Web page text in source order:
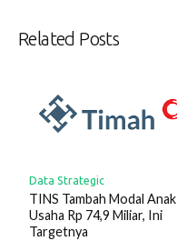
Related Posts
Data Strategic
TINS Tambah Modal Anak
Usaha Rp 74,9 Miliar, Ini
Targetnya